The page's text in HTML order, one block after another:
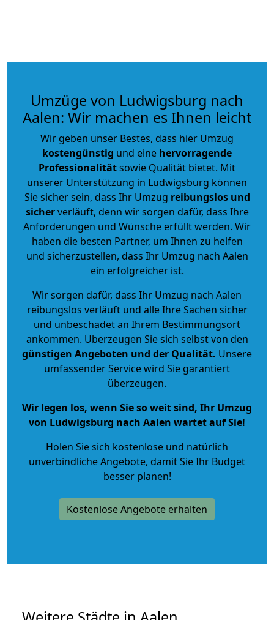
Umzüge von Ludwigsburg nach
Aalen: Wir machen es Ihnen leicht
Wir geben unser Bestes, dass hier Umzug
kostengünstig und eine hervorragende
Professionalitätsowie Qualität bietet. Mit
unserer Unterstützung in Ludwigsburg können
Sie sicher sein, dass Ihr Umzug reibungslos und
sicherverläuft, denn wir sorgen dafür, dass Ihre
Anforderungen und Wünsche erfüllt werden. Wir
haben die besten Partner, um Ihnen zu helfen
und sicherzustellen, dass Ihr Umzug nach Aalen
ein erfolgreicher ist.
Wir sorgen dafür, dass Ihr Umzug nach Aalen
reibungslos verläuft und alle Ihre Sachen sicher
und unbeschadet an Ihrem Bestimmungsort
ankommen. Überzeugen Sie sich selbst von den
günstigen Angeboten und der Qualität. Unsere
umfassender Service wird Sie garantiert
überzeugen.
Wir legen los, wenn Sie so weit sind, Ihr Umzug
von Ludwigsburg nach Aalen wartet auf Sie!
Holen Sie sich kostenlose und natürlich
unverbindliche Angebote, damit Sie Ihr Budget
besser planen!
Kostenlose Angebote erhalten